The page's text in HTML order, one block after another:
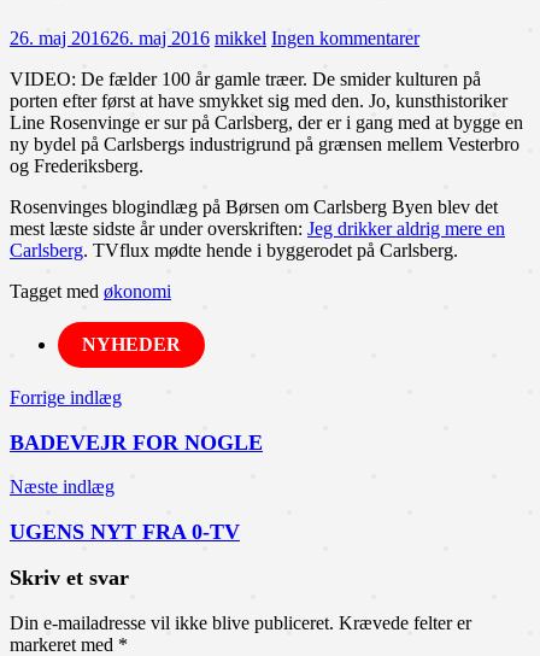
26. maj 201626. maj 2016 mikkel Ingen kommentarer
VIDEO: De fælder 100 år gamle træer. De smider kulturen på
porten efter først at have smykket sig med den. Jo, kunsthistoriker
Line Rosenvinge er sur på Carlsberg, der er i gang med at bygge en
ny bydel på Carlsbergs industrigrund på grænsen mellem Vesterbro
og Frederiksberg.
Rosenvinges blogindlæg på Børsen om Carlsberg Byen blev det
mest læste sidste år under overskriften: Jeg drikker aldrig mere en
Carlsberg. TVflux mødte hende i byggerodet på Carlsberg.
Tagget med økonomi
NYHEDER
Indlægsnavigation
Forrige indlæg
BADEVEJR FOR NOGLE
Næste indlæg
UGENS NYT FRA 0-TV
Skriv et svar
Din e-mailadresse vil ikke blive publiceret. Krævede felter er
markeret med *